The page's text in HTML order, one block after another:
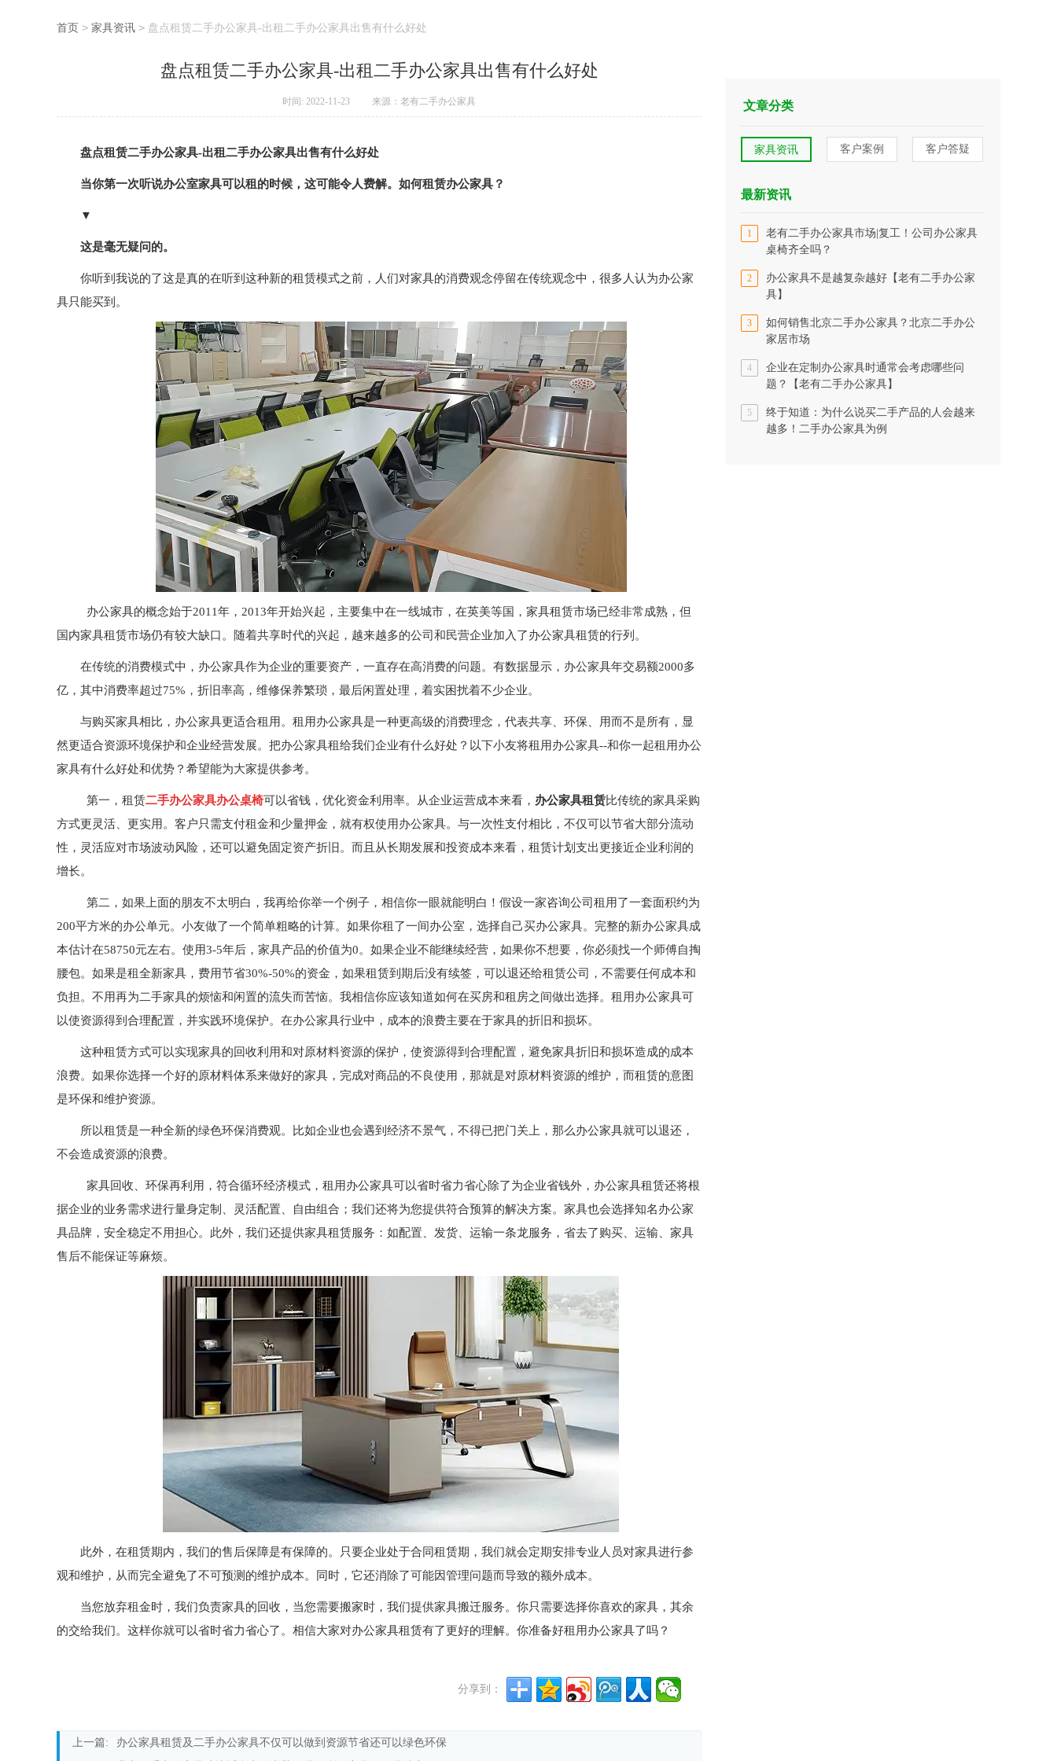
首页 > 家具资讯 > 盘点租赁二手办公家具-出租二手办公家具出售有什么好处
盘点租赁二手办公家具-出租二手办公家具出售有什么好处
时间: 2022-11-23 来源：老有二手办公家具
盘点租赁二手办公家具-出租二手办公家具出售有什么好处
当你第一次听说办公室家具可以租的时候，这可能令人费解。如何租赁办公家具？
▼
这是毫无疑问的。
你听到我说的了这是真的在听到这种新的租赁模式之前，人们对家具的消费观念停留在传统观念中，很多人认为办公家
具只能买到。
办公家具的概念始于2011年， 2013年开始兴起，主要集中在一线城市，在英美等国，家具租赁市场已经非常成熟，但
国内家具租赁市场仍有较大缺口。随着共享时代的兴起，越来越多的公司和民营企业加入了办公家具租赁的行列。
在传统的消费模式中，办公家具作为企业的重要资产，一直存在高消费的问题。有数据显示，办公家具年交易额2000多
亿，其中消费率超过75% ，折旧率高，维修保养繁琐，最后闲置处理，着实困扰着不少企业。
与购买家具相比，办公家具更适合租用。租用办公家具是一种更高级的消费理念，代表共享、环保、用而不是所有，显
然更适合资源环境保护和企业经营发展。把办公家具租给我们企业有什么好处？以下小友将租用办公家具--和你一起租用办公
家具有什么好处和优势？希望能为大家提供参考。
第一， 租赁二手办公家具办公桌椅可以省钱，优化资金利用率。从企业运营成本来看， 办公家具租赁比传统的家具采购
方式更灵活、更实用。客户只需支付租金和少量押金，就有权使用办公家具。与一次性支付相比，不仅可以节省大部分流动
性，灵活应对市场波动风险，还可以避免固定资产折旧。而且从长期发展和投资成本来看，租赁计划支出更接近企业利润的
增长。
第二， 如果上面的朋友不太明白，我再给你举一个例子，相信你一眼就能明白！假设一家咨询公司租用了一套面积约为
200平方米的办公单元。小友做了一个简单粗略的计算。如果你租了一间办公室，选择自己买办公家具。完整的新办公家具成
本估计在58750元左右。使用3-5年后，家具产品的价值为0。如果企业不能继续经营，如果你不想要，你必须找一个师傅自掏
腰包。如果是租全新家具， 费用节省30%-50%的资金， 如果租赁到期后没有续签，可以退还给租赁公司，不需要任何成本和
负担。不用再为二手家具的烦恼和闲置的流失而苦恼。我相信你应该知道如何在买房和租房之间做出选择。租用办公家具可
以使资源得到合理配置，并实践环境保护。在办公家具行业中，成本的浪费主要在于家具的折旧和损坏。
这种租赁方式可以实现家具的回收利用和对原材料资源的保护，使资源得到合理配置，避免家具折旧和损坏造成的成本
浪费。如果你选择一个好的原材料体系来做好的家具，完成对商品的不良使用，那就是对原材料资源的维护，而租赁的意图
是环保和维护资源。
所以租赁是一种全新的绿色环保消费观。比如企业也会遇到经济不景气，不得已把门关上，那么办公家具就可以退还，
不会造成资源的浪费。
家具回收、环保再利用，符合循环经济模式，租用办公家具可以省时省力省心除了为企业省钱外，办公家具租赁还将根
据企业的业务需求进行量身定制、灵活配置、自由组合；我们还将为您提供符合预算的解决方案。家具也会选择知名办公家
具品牌，安全稳定不用担心。此外，我们还提供家具租赁服务：如配置、发货、运输一条龙服务，省去了购买、运输、家具
售后不能保证等麻烦。
此外，在租赁期内，我们的售后保障是有保障的。只要企业处于合同租赁期，我们就会定期安排专业人员对家具进行参
观和维护，从而完全避免了不可预测的维护成本。同时，它还消除了可能因管理问题而导致的额外成本。
当您放弃租金时，我们负责家具的回收，当您需要搬家时，我们提供家具搬迁服务。你只需要选择你喜欢的家具，其余
的交给我们。这样你就可以省时省力省心了。相信大家对办公家具租赁有了更好的理解。你准备好租用办公家具了吗？
分享到：
上一篇:
办公家具租赁及二手办公家具不仅可以做到资源节省还可以绿色环保
文章分类
家具资讯 客户案例 客户答疑
最新资讯
1
老有二手办公家具市场|复工！公司办公家具
桌椅齐全吗？
2
办公家具不是越复杂越好【老有二手办公家
具】
3
如何销售北京二手办公家具？北京二手办公
家居市场
4
企业在定制办公家具时通常会考虑哪些问
题？【老有二手办公家具】
5
终于知道：为什么说买二手产品的人会越来
越多！二手办公家具为例